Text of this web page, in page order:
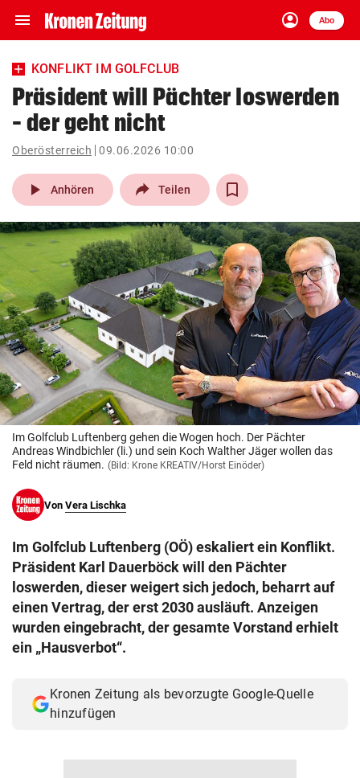
menu Navigation
ein-/ausklappen
account_circle
Anmelden
Abo
close Schließen
account_circle Anmelden
pin_drop
Wien arrow_right
bookmark
Suchbegriff
eingeben
© Krone Multimedia GmbH & Co KG 2026
Muthgasse 2, 1190 Wien
KONFLIKT IM GOLFCLUB
Präsident will Pächter loswerden
– der geht nicht
Oberösterreich 09.06.2026 10:00
play_arrow Anhören Teilen
Im Golfclub Luftenberg gehen die Wogen hoch. Der Pächter
Andreas Windbichler (li.) und sein Koch Walther Jäger wollen das
Feld nicht räumen. (Bild: Krone KREATIV/Horst Einöder)
Von Vera Lischka
Im Golfclub Luftenberg (OÖ) eskaliert ein Konflikt.
Präsident Karl Dauerböck will den Pächter
loswerden, dieser weigert sich jedoch, beharrt auf
einen Vertrag, der erst 2030 ausläuft. Anzeigen
wurden eingebracht, der gesamte Vorstand erhielt
ein „Hausverbot“.
Kronen Zeitung als bevorzugte Google-Quelle
hinzufügen